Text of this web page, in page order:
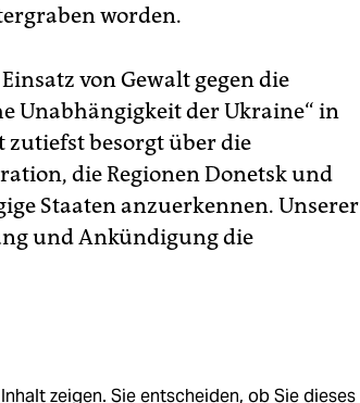
worden.
von Gewalt gegen die
Unabhängigkeit der Ukraine“ in
zutiefst besorgt über die
die Regionen Donetsk und
Staaten anzuerkennen. Unserer
und Ankündigung die
zeigen. Sie entscheiden, ob Sie dieses